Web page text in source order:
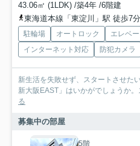
43.06㎡ (1LDK) /築4年 /6階建
東海道本線「東淀川」駅 徒歩7分
駐輪場 オートロック エレベ
インターネット対応
防犯カメラ
新生活を失敗せず、スタートさせた
新大阪EAST」はいかがでしょうか
る
募集中の部屋
5階